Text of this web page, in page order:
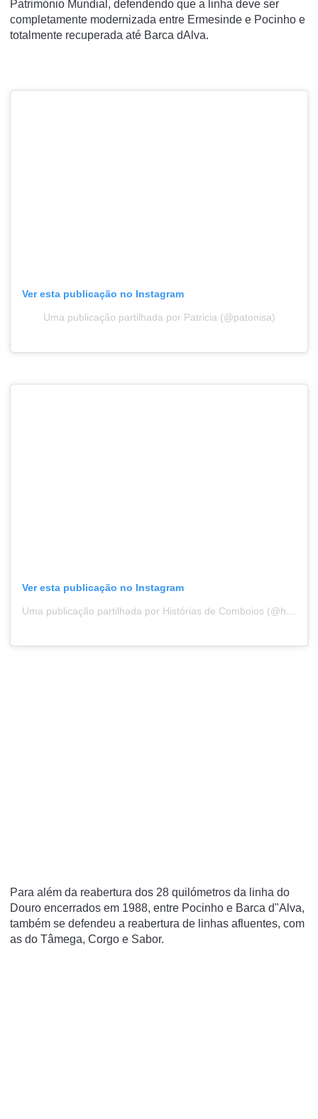
Património Mundial, defendendo que a linha deve ser
completamente modernizada entre Ermesinde e Pocinho e
totalmente recuperada até Barca dAlva.
Ver esta publicação no Instagram
Uma publicação partilhada por Patricia (@patonisa)
Ver esta publicação no Instagram
Para além da reabertura dos 28 quilómetros da linha do
Douro encerrados em 1988, entre Pocinho e Barca d"Alva,
também se defendeu a reabertura de linhas afluentes, com
as do Tâmega, Corgo e Sabor.